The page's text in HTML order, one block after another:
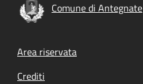
Comune di Antegnate
Footer menu
Area riservata
Crediti